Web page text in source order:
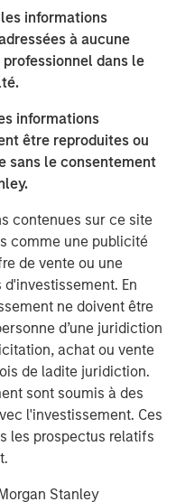
informations
à aucune
dans le
informations
être reproduites ou
sans le consentement
contenues sur ce site
comme une publicité
de vente ou une
En
ne doivent être
d’une juridiction
achat ou vente
de ladite juridiction.
sont soumis à des
l'investissement. Ces
les prospectus relatifs
Stanley
financing partner
phase of growth,”
Morgan Stanley Private
example of our ability
tailored to meet
the business for
Valley’s Chairman
“This recapitalization
growth coming out of
year since 2020
infrastructure
100%, revenues
increase in
we hired hundreds of
will accelerate
their entire portfolio
period, particularly in
technology provider for